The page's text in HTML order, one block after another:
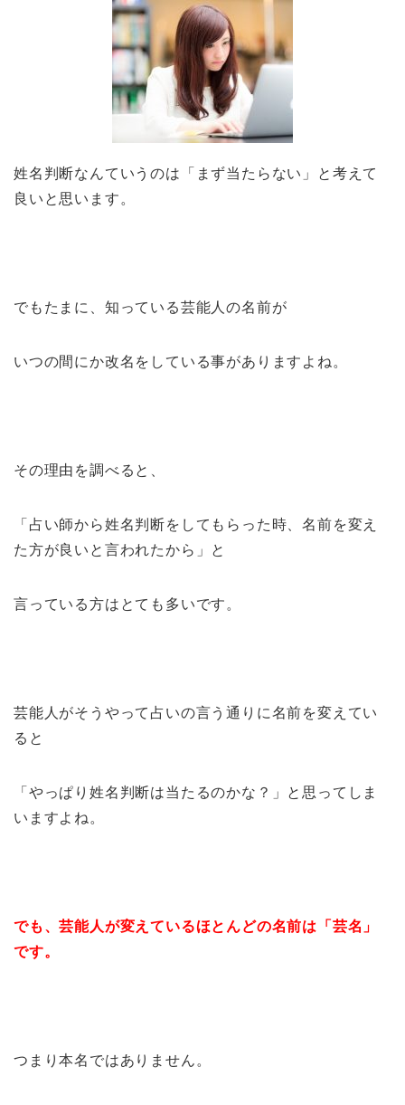
姓名判断なんていうのは「まず当たらない」と考えて
良いと思います。
でもたまに、知っている芸能人の名前が
いつの間にか改名をしている事がありますよね。
その理由を調べると、
「占い師から姓名判断をしてもらった時、名前を変え
た方が良いと言われたから」と
言っている方はとても多いです。
芸能人がそうやって占いの言う通りに名前を変えてい
ると
「やっぱり姓名判断は当たるのかな？」と思ってしま
いますよね。
でも、芸能人が変えているほとんどの名前は「芸名」
です。
つまり本名ではありません。